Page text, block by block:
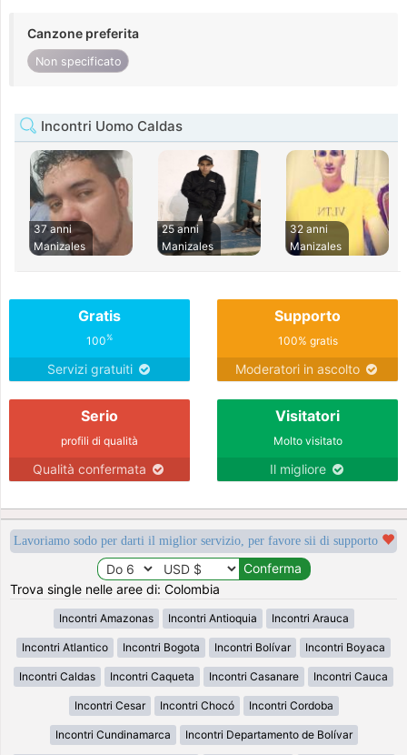
Canzone preferita
Non specificato
Incontri Uomo Caldas
37 anni
Manizales
25 anni
Manizales
32 anni
Manizales
Gratis
100%
Servizi gratuiti
Supporto
100% gratis
Moderatori in ascolto
Serio
profili di qualità
Qualità confermata
Visitatori
Molto visitato
Il migliore
Lavoriamo sodo per darti il miglior servizio, per favore sii di supporto
Trova single nelle aree di: Colombia
Incontri Amazonas Incontri Antioquia Incontri Arauca
Incontri Atlantico Incontri Bogota Incontri Bolívar Incontri Boyaca
Incontri Caldas Incontri Caqueta Incontri Casanare Incontri Cauca
Incontri Cesar Incontri Chocó Incontri Cordoba
Incontri Cundinamarca Incontri Departamento de Bolívar